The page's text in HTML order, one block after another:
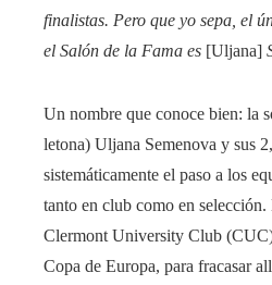
finalistas. Pero que yo sepa, el
el Salón de la Fama es [Uljana]
Un nombre que conoce bien: la
letona) Uljana Semenova y sus
sistemáticamente el paso a los
tanto en club como en selección.
Clermont University Club
Copa de Europa, para fracasar